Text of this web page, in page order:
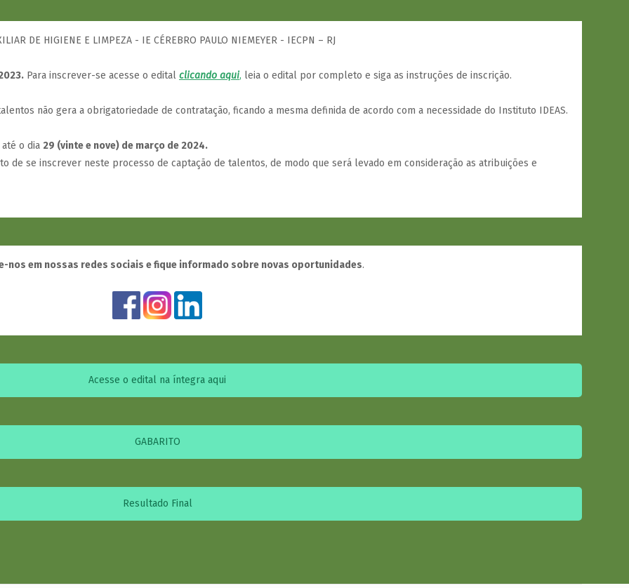
DE HIGIENE E LIMPEZA - IE CÉREBRO PAULO NIEMEYER - IECPN – RJ
Para inscrever-se acesse o edital clicando aqui, leia o edital por completo e siga as instruções de inscrição.
não gera a obrigatoriedade de contratação, ficando a mesma definida de acordo com a necessidade do Instituto IDEAS.
o dia 29 (vinte e nove) de março de 2024.
de se inscrever neste processo de captação de talentos, de modo que será levado em consideração as atribuições e
nos em nossas redes sociais e fique informado sobre novas oportunidades.
Acesse o edital na íntegra aqui
GABARITO
Resultado Final